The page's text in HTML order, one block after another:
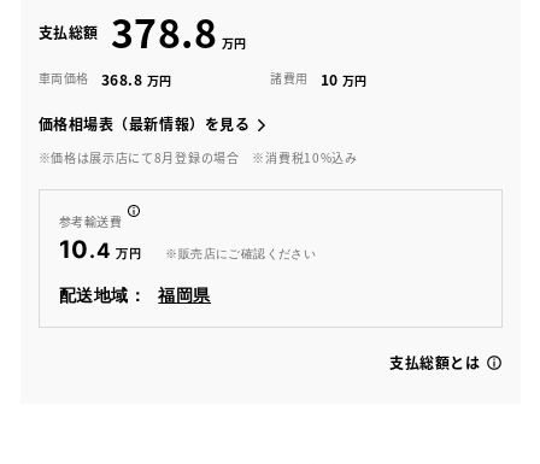
支払総額 378.8
車両価格 368.8 諸費用 10
価格相場表（最新情報）を見る
※価格は展示店にて8月登録の場合 ※消費税10%込み
参考輸送費
10.4 ※販売店にご確認ください
配送地域： 福岡県
支払総額とは